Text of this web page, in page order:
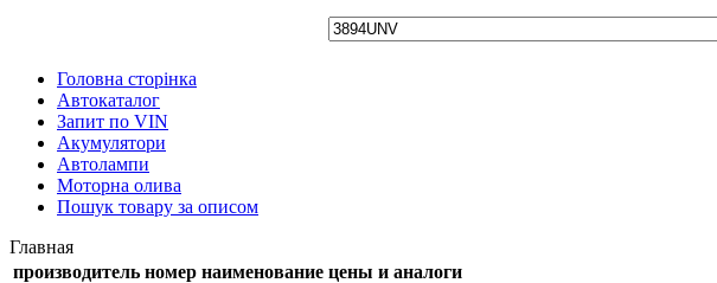
Головна сторінка
Автокаталог
Запит по VIN
Акумулятори
Автолампи
Моторна олива
Пошук товару за описом
Главная
производитель номер наименование цены и аналоги